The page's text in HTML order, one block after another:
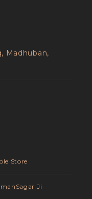
Madhuban,
Store
Ji